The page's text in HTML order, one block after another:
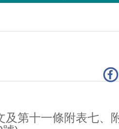
第十一條附表七、